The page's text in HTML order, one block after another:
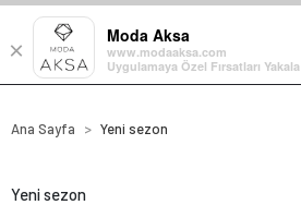
×
Moda Aksa
www.modaaksa.com
Uygulamaya Özel Fırsatları Yakala
Ana Sayfa Yeni sezon
Yeni sezon